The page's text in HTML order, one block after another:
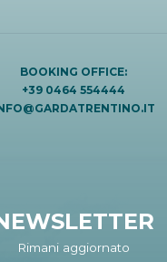
BOOKING OFFICE:
+39 0464 554444
Rimani aggiornato